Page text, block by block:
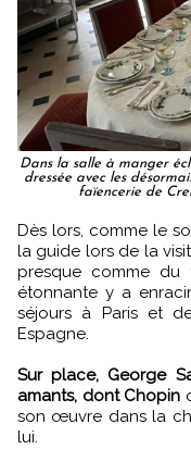
Dans la salle à manger
dressée avec les
faïencerie de
Dès lors, comme le soulignent les anecdotes contées par
la guide lors de la
presque comme du
étonnante y a
séjours à Paris et
Espagne.
Sur place, George
amants, dont Chopin
son œuvre dans la
lui.